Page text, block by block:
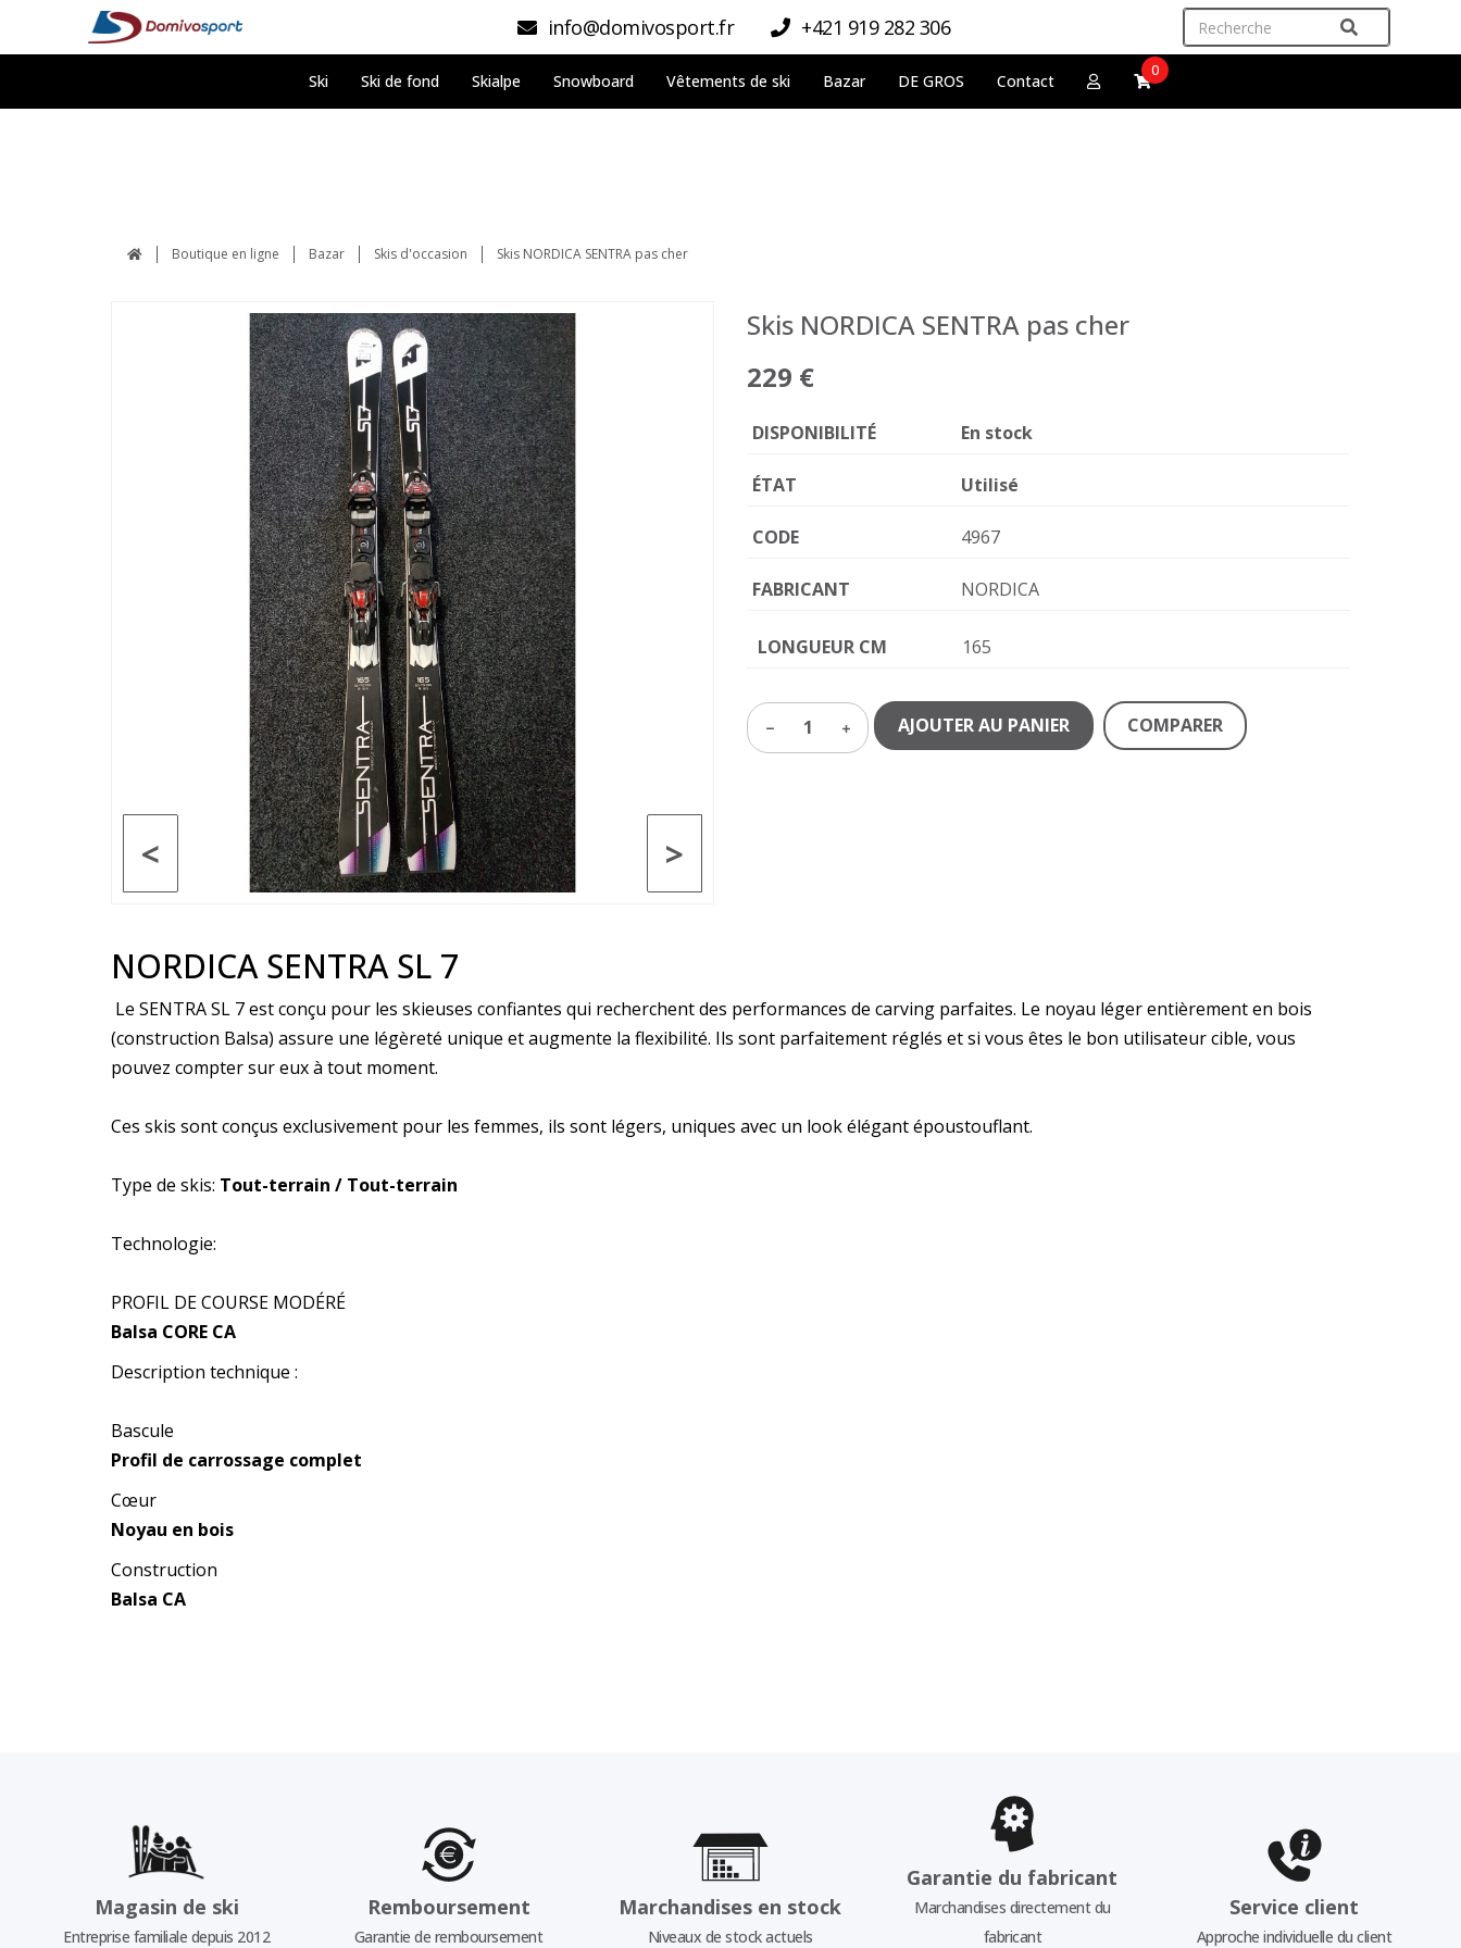
info@domivosport.fr +421 919 282 306
Ski Ski de fond Skialpe Snowboard Vêtements de ski Bazar DE GROS Contact
0
Boutique en ligne Bazar Skis d'occasion Skis NORDICA SENTRA pas cher
>
<
Skis NORDICA SENTRA pas cher
229 €
DISPONIBILITÉ En stock
ÉTAT Utilisé
CODE 4967
FABRICANT NORDICA
LONGUEUR CM 165
1 AJOUTER AU PANIER COMPARER
NORDICA SENTRA SL 7
Le SENTRA SL 7 est conçu pour les skieuses confiantes qui recherchent des performances de carving parfaites. Le noyau léger entièrement en bois
(construction Balsa) assure une légèreté unique et augmente la flexibilité. Ils sont parfaitement réglés et si vous êtes le bon utilisateur cible, vous
pouvez compter sur eux à tout moment.
Ces skis sont conçus exclusivement pour les femmes, ils sont légers, uniques avec un look élégant époustouflant.
Type de skis: Tout-terrain / Tout-terrain
Technologie:
PROFIL DE COURSE MODÉRÉ
Balsa CORE CA
Description technique :
Bascule
Profil de carrossage complet
Cœur
Noyau en bois
Construction
Balsa CA
Magasin de ski
Entreprise familiale depuis 2012
Remboursement
Garantie de remboursement
Marchandises en stock
Niveaux de stock actuels
Garantie du fabricant
Marchandises directement du
fabricant
Service client
Approche individuelle du client